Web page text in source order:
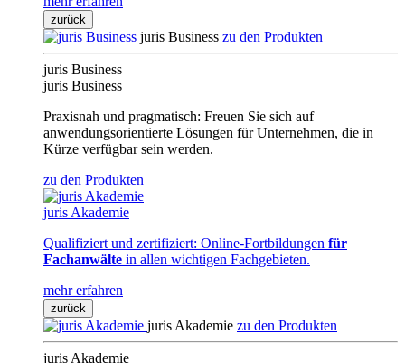
zurück
juris Business zu den Produkten
juris Business
juris Business
Praxisnah und pragmatisch: Freuen Sie sich auf
anwendungsorientierte Lösungen für Unternehmen, die in
Kürze verfügbar sein werden.
zu den Produkten
juris Akademie
Qualifiziert und zertifiziert: Online-Fortbildungen für
Fachanwälte in allen wichtigen Fachgebieten.
mehr erfahren
zurück
juris Akademie zu den Produkten
juris Akademie